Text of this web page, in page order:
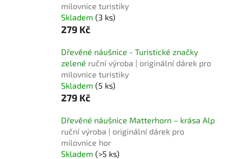
milovnice turistiky
Skladem (3 ks)
279 Kč
Dřevěné náušnice - Turistické značky
zelené ruční výroba | originální dárek pro
milovnice turistiky
Skladem (5 ks)
279 Kč
Dřevěné náušnice Matterhorn – krása Alp
ruční výroba | originální dárek pro
milovnice hor
Skladem (>5 ks)